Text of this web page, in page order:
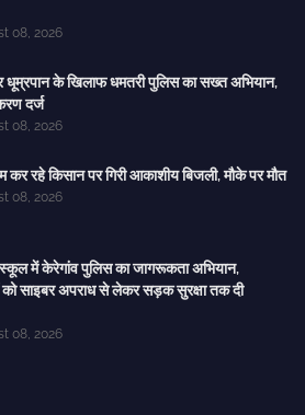
08, 2026
के खिलाफ धमतरी पुलिस का सख्त अभियान,
दर्ज
08, 2026
कर रहे किसान पर गिरी आकाशीय बिजली, मौके पर मौत
08, 2026
स्कूल में केरेगांव पुलिस का जागरूकता अभियान,
को साइबर अपराध से लेकर सड़क सुरक्षा तक दी
08, 2026